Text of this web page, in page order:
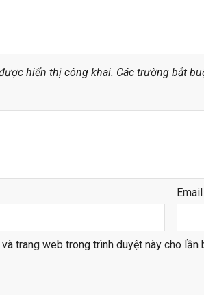
hiển thị công khai. Các trường bắt
trang web trong trình duyệt này cho lần